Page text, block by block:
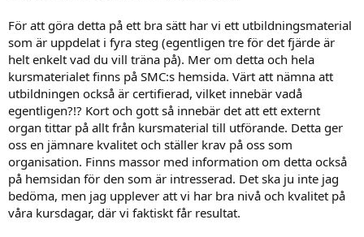
För att göra detta på ett bra sätt har vi ett utbildningsmaterial
som är uppdelat i fyra steg (egentligen tre för det fjärde är
helt enkelt vad du vill träna på). Mer om detta och hela
kursmaterialet finns på SMC:s hemsida. Värt att nämna att
utbildningen också är certifierad, vilket innebär vadå
egentligen?!? Kort och gott så innebär det att ett externt
organ tittar på allt från kursmaterial till utförande. Detta ger
oss en jämnare kvalitet och ställer krav på oss som
organisation. Finns massor med information om detta också
på hemsidan för den som är intresserad. Det ska ju inte jag
bedöma, men jag upplever att vi har bra nivå och kvalitet på
våra kursdagar, där vi faktiskt får resultat.